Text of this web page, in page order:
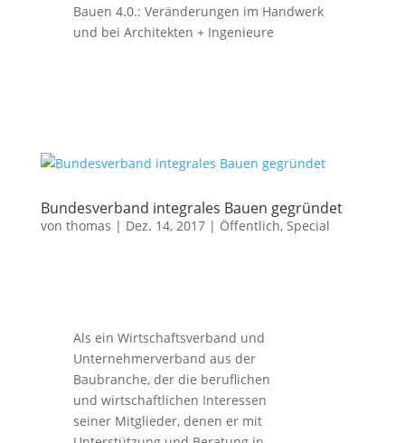
Bauen 4.0.: Veränderungen im Handwerk
und bei Architekten + Ingenieure
Bundesverband integrales Bauen gegründet
von thomas | Dez. 14, 2017| Öffentlich, Special
Als ein Wirtschaftsverband und
Unternehmerverband aus der
Baubranche, der die beruflichen
und wirtschaftlichen Interessen
seiner Mitglieder, denen er mit